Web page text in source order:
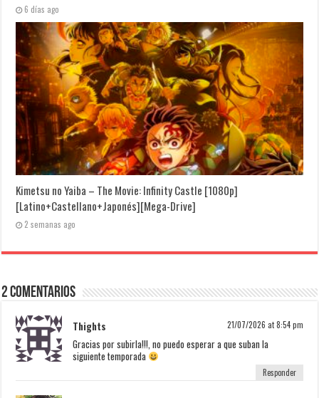
6 días ago
Kimetsu no Yaiba – The Movie: Infinity Castle [1080p]
[Latino+Castellano+Japonés][Mega-Drive]
2 semanas ago
2 Comentarios
Thights 21/07/2026 at 8:54 pm
Gracias por subirla!!!, no puedo esperar a que suban la
siguiente temporada
Responder